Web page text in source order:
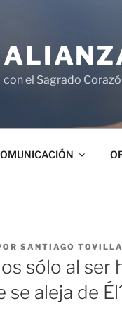
con el Sagrado
SANTIAGO TOVILLA
sólo al ser
se aleja de